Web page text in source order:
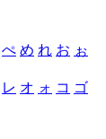
ぺ め れ お ぉ
レ オ ォ コ ゴ